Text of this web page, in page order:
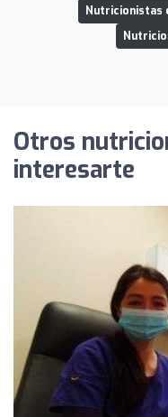
Nutricionistas
Otros
interesarte